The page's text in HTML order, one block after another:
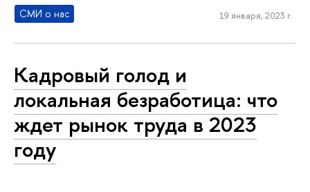
СМИ о нас 19 января, 2023 г.
Кадровый голод и
локальная безработица: что
ждет рынок труда в 2023
году